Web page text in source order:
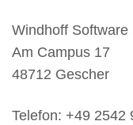
Windhoff Software
Am Campus 17
48712 Gescher
Telefon: +49 2542